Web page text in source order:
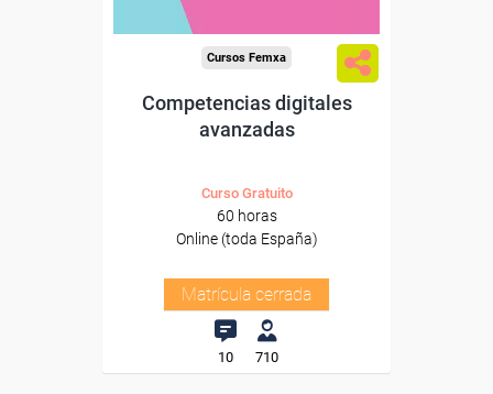
Cursos Femxa
Competencias digitales
avanzadas
Curso Gratuito
60 horas
Online (toda España)
Matrícula cerrada
10 710